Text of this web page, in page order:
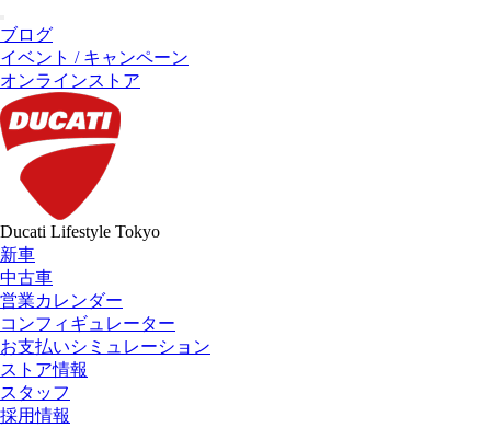
ブログ
イベント / キャンペーン
オンラインストア
Ducati Lifestyle Tokyo
新車
中古車
営業カレンダー
コンフィギュレーター
お支払いシミュレーション
ストア情報
スタッフ
採用情報